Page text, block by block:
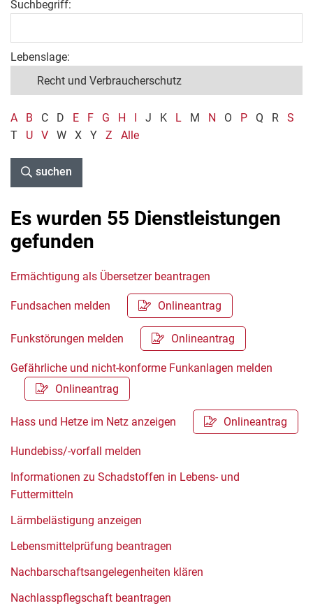
Suchbegriff:
Lebenslage:
A B C D E F G H I J K L M N O P Q R
S
T
U V W X Y Z Alle
suchen
Es wurden 55 Dienstleistungen
gefunden
Ermächtigung als Übersetzer beantragen
Fundsachen melden Onlineantrag
Funkstörungen melden Onlineantrag
Gefährliche und nicht-konforme Funkanlagen melden
Onlineantrag
Hass und Hetze im Netz anzeigen Onlineantrag
Hundebiss/-vorfall melden
Informationen zu Schadstoffen in Lebens- und
Futtermitteln
Lärmbelästigung anzeigen
Lebensmittelprüfung beantragen
Nachbarschaftsangelegenheiten klären
Nachlasspflegschaft beantragen